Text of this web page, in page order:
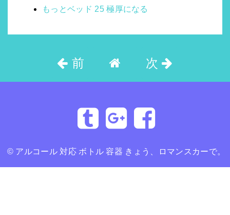
もっとベッド 25 極厚になる
前 次
© アルコール 対応 ボトル 容器 きょう、ロマンスカーで。